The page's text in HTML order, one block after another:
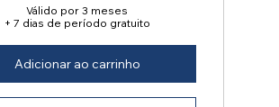
Válido por 3 meses
+ 7 dias de período gratuito
Adicionar ao carrinho